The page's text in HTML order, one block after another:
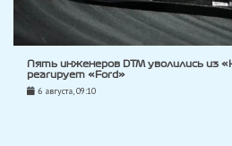
Пять инженеров DTM уволились из
реагирует «Ford»
6 августа, 09:10